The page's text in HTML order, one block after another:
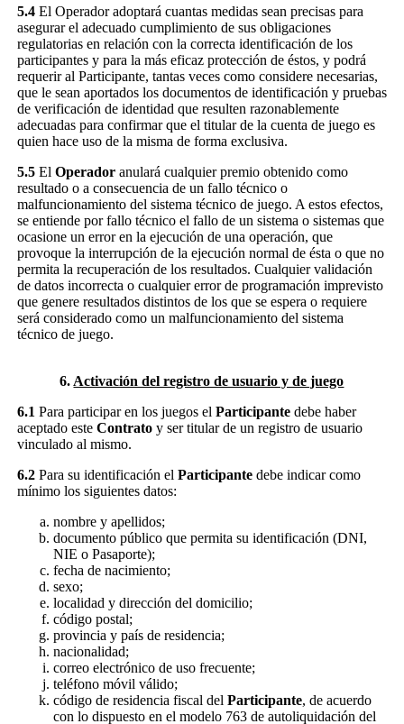
5.4El Operador adoptará cuantas medidas sean precisas para
asegurar el adecuado cumplimiento de sus obligaciones
regulatorias en relación con la correcta identificación de los
participantes y para la más eficaz protección de éstos, y podrá
requerir al Participante, tantas veces como considere necesarias,
que le sean aportados los documentos de identificación y pruebas
de verificación de identidad que resulten razonablemente
adecuadas para confirmar que el titular de la cuenta de juego es
quien hace uso de la misma de forma exclusiva.
5.5 El Operadoranulará cualquier premio obtenido como
resultado o a consecuencia de un fallo técnico o
malfuncionamiento del sistema técnico de juego. A estos efectos,
se entiende por fallo técnico el fallo de un sistema o sistemas que
ocasione un error en la ejecución de una operación, que
provoque la interrupción de la ejecución normal de ésta o que no
permita la recuperación de los resultados. Cualquier validación
de datos incorrecta o cualquier error de programación imprevisto
que genere resultados distintos de los que se espera o requiere
será considerado como un malfuncionamiento del sistema
técnico de juego.
6. Activación del registro de usuario y de juego
6.1 Para participar en los juegos el Participante debe haber
aceptado este Contratoy ser titular de un registro de usuario
vinculado al mismo.
6.2Para su identificación el Participantedebe indicar como
mínimo los siguientes datos:
nombre y apellidos;
documento público que permita su identificación (DNI,
NIE o Pasaporte);
fecha de nacimiento;
sexo;
localidad y dirección del domicilio;
código postal;
provincia y país de residencia;
nacionalidad;
correo electrónico de uso frecuente;
teléfono móvil válido;
código de residencia fiscal del Participante, de acuerdo
con lo dispuesto en el modelo 763 de autoliquidación del